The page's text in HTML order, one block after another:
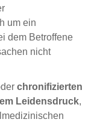
um ein
dem Betroffene
nicht
chronifizierten
Leidensdruck,